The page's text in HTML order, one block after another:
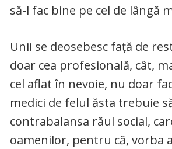
să-l fac bine pe cel de lângă
Unii se deosebesc față de
doar cea profesională, cât,
cel aflat în nevoie, nu doar
medici de felul ăsta trebuie
contrabalansa răul social,
oamenilor, pentru că, vorba